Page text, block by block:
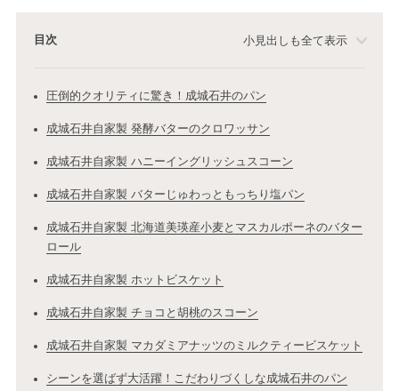
目次 小見出しも全て表示
圧倒的クオリティに驚き！成城石井のパン
成城石井自家製 発酵バターのクロワッサン
成城石井自家製 ハニーイングリッシュスコーン
成城石井自家製 バターじゅわっともっちり塩パン
成城石井自家製 北海道美瑛産小麦とマスカルポーネのバター
ロール
成城石井自家製 ホットビスケット
成城石井自家製 チョコと胡桃のスコーン
成城石井自家製 マカダミアナッツのミルクティービスケット
シーンを選ばず大活躍！こだわりづくしな成城石井のパン